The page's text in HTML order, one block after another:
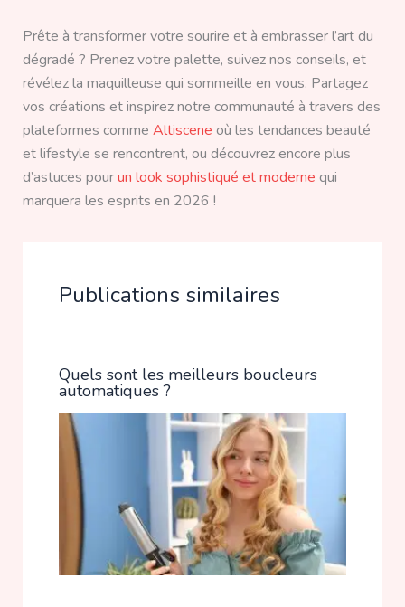
Prête à transformer votre sourire et à embrasser l’art du
dégradé ? Prenez votre palette, suivez nos conseils, et
révélez la maquilleuse qui sommeille en vous. Partagez
vos créations et inspirez notre communauté à travers des
plateformes comme Altiscene où les tendances beauté
et lifestyle se rencontrent, ou découvrez encore plus
d’astuces pourun look sophistiqué et moderne qui
marquera les esprits en 2026 !
Publications similaires
Quels sont les meilleurs boucleurs
automatiques ?